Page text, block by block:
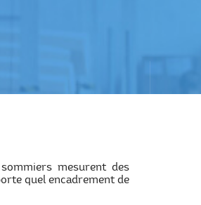
mesurent des
quel encadrement de